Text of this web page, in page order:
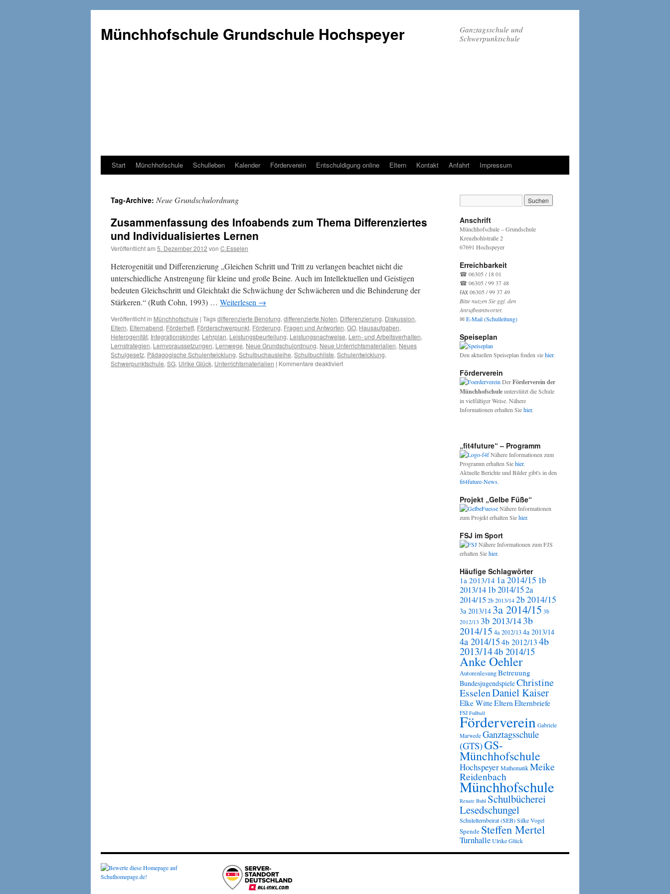
Münchhofschule Grundschule Hochspeyer
Ganztagsschule und
Schwerpunktschule
Weiter
Content
Start Münchhofschule Schulleben Kalender Förderverein Entschuldigung online Eltern Kontakt Anfahrt Impressum
Tag-Archive: Neue Grundschulordnung
Zusammenfassung des Infoabends zum Thema Differenziertes
und Individualisiertes Lernen
Veröffentlicht am 5. Dezember 2012 von C.Esselen
Heterogenität und Differenzierung „Gleichen Schritt und Tritt zu verlangen beachtet nicht die
unterschiedliche Anstrengung für kleine und große Beine. Auch im Intellektuellen und Geistigen
bedeuten Gleichschritt und Gleichtakt die Schwächung der Schwächeren und die Behinderung der
Stärkeren.“ (Ruth Cohn, 1993) … Weiterlesen →
Veröffentlicht in Münchhofschule | Tagsdifferenzierte Benotung, differenzierte Noten, Differenzierung, Diskussion,
Eltern, Elternabend, Förderheft, Förderschwerpunkt, Förderung, Fragen und Antworten, GO, Hausaufgaben,
Heterogenität, Integrationskinder, Lehrplan, Leistungsbeurteilung, Leistungsnachweise, Lern- und Arbeitsverhalten,
Lernstrategien, Lernvoraussetzungen, Lernwege, Neue Grundschulordnung, Neue Unterrichtsmaterialien, Neues
Schulgesetz, Pädagogische Schulentwicklung, Schulbuchausleihe, Schulbuchliste, Schulentwicklung,
Schwerpunktschule, SG, Ulrike Glück, Unterrichtsmaterialien | Kommentare deaktiviertfür
Anschrift
Münchhofschule – Grundschule
Kreuzhohlstraße 2
67691 Hochspeyer
Erreichbarkeit
☎ 06305 / 18 01
☎ 06305 / 99 37 48
℻ 06305 / 99 37 49
Bitte nutzen Sie ggf. den
Anrufbeantworter.
✉E-Mail (Schulleitung)
Speiseplan
Den aktuellen Speiseplan finden siehier.
Förderverein
DerFörderverein der
Münchhofschuleunterstützt die Schule
in vielfältiger Weise. Nähere
Informationen erhalten Siehier.
„fit4future“ – Programm
Nähere Informationen zum
Programm erhalten Siehier.
Aktuelle Berichte und Bilder gibt's in den
fit4future-News.
Projekt „Gelbe Füße“
Nähere Informationen
zum Projekt erhalten Siehier.
FSJ im Sport
Nähere Informationen zum FJS
erhalten Siehier.
Häufige Schlagwörter
1a 2013/14 1a 2014/15 1b
2013/14 1b 2014/152a
2014/152b 2013/142b 2014/15
3a 2013/14 3a 2014/15 3b
2012/13 3b 2013/143b
2014/15 4a 2012/134a 2013/14
4a 2014/15 4b 2012/13 4b
2013/144b 2014/15
Anke Oehler
AutorenlesungBetreuung
BundesjugendspieleChristine
EsselenDaniel Kaiser
Elke WitteEltern Elternbriefe
FSJ Fußball
Förderverein Gabriele
Marwede Ganztagsschule
(GTS)GS-
Münchhofschule
HochspeyerMathematikMeike
Reidenbach
Münchhofschule
Renate Buhl Schulbücherei
Lesedschungel
Schulelternbeirat (SEB)Silke Vogel
Spende Steffen Mertel
TurnhalleUlrike Glück